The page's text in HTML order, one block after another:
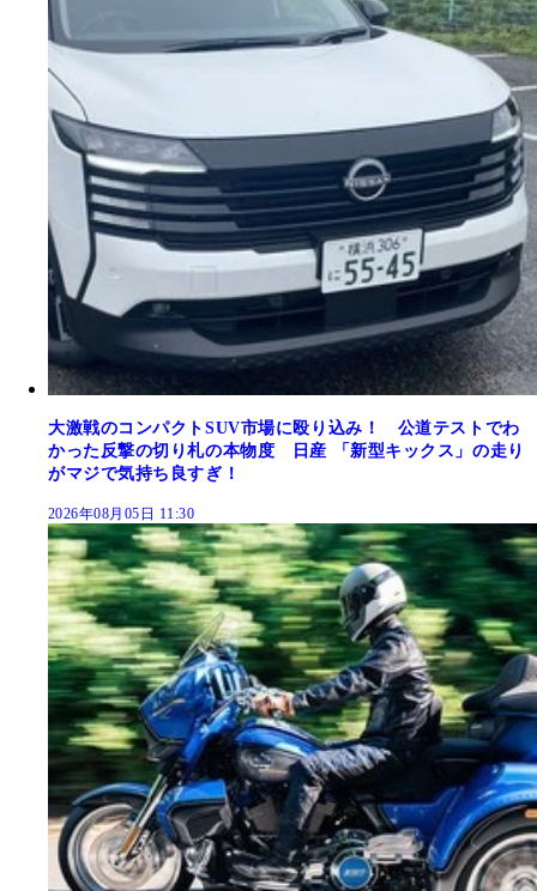
大激戦のコンパクトSUV市場に殴り込み！ 公道テストでわ
かった反撃の切り札の本物度 日産 「新型キックス」の走り
がマジで気持ち良すぎ！
2026年08月05日 11:30